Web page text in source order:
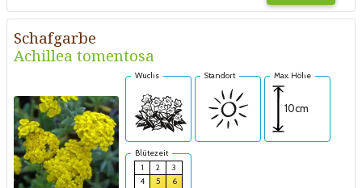
Schafgarbe
Achillea tomentosa
Wuchs Standort Max. Höhe
10cm
Blütezeit
1
2
3
4
5
6